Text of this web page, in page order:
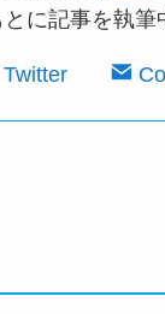
に記事を執筆
Twitter